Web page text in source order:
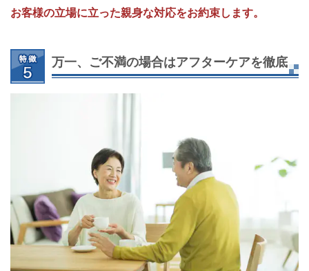
お客様の立場に立った親身な対応をお約束します。
万一、ご不満の場合はアフターケアを徹底